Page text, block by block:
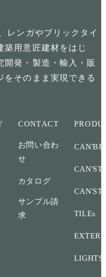
レンガやブリックタイ
築用意匠建材をはじ
開発・製造・輸入・販
をそのまま実現できる
CONTACT
お問い合わ
せ
カタログ
サンプル請
求
TILEs
LIGHTS